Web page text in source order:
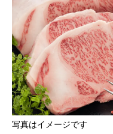
写真はイメージです